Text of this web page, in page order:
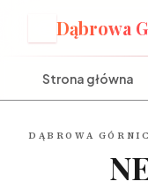
Dąbrowa
Strona główna
DĄBROWA